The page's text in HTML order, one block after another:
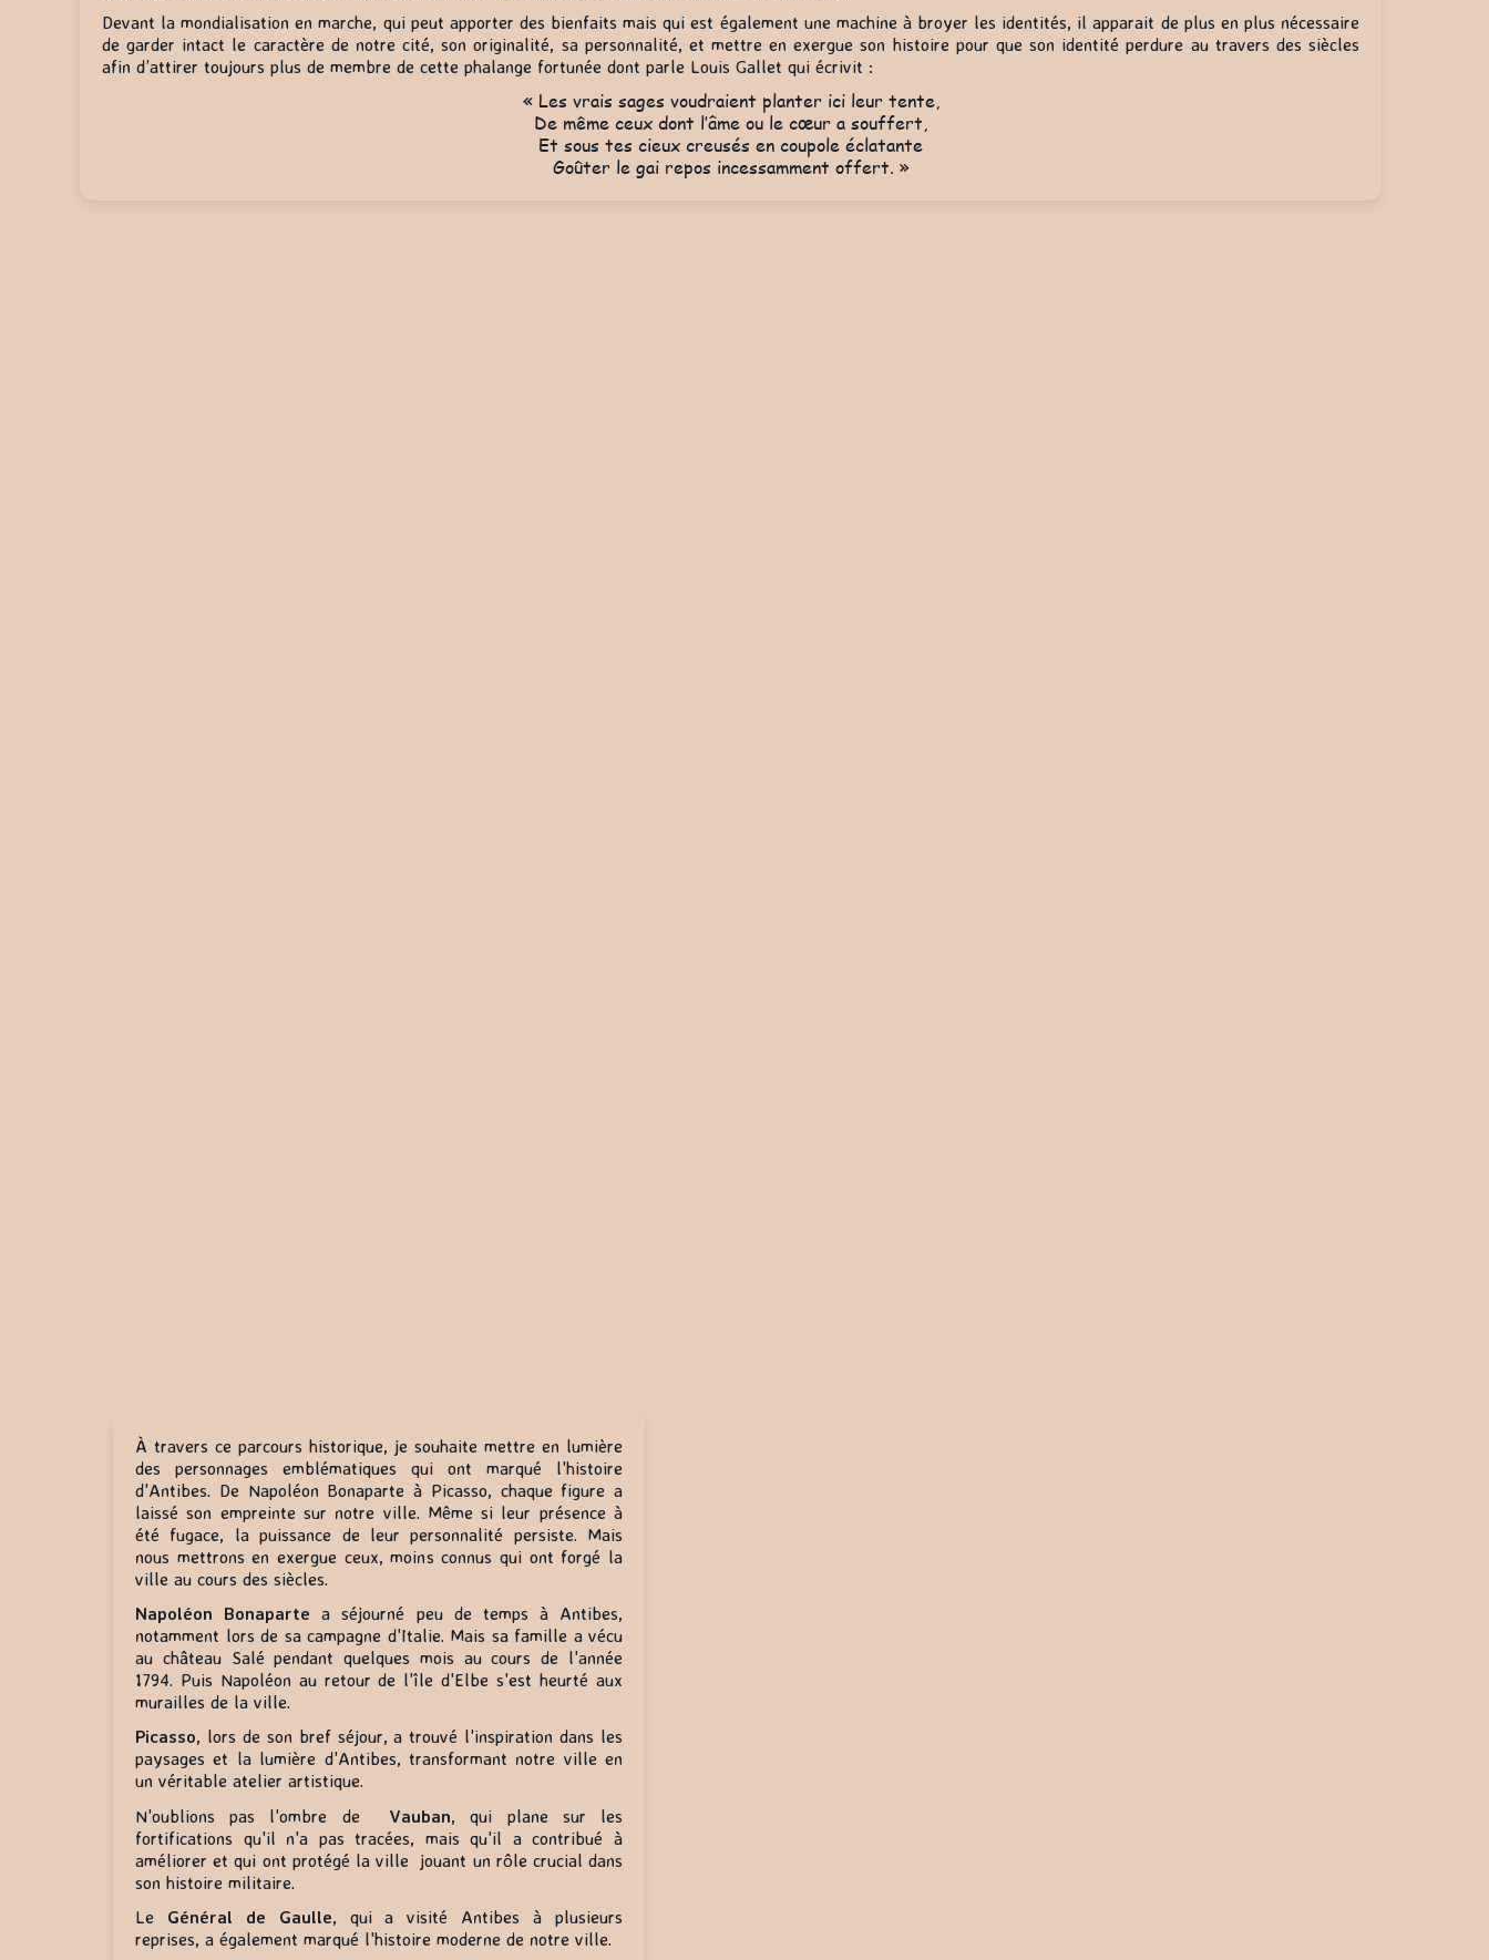
Devant la mondialisation en marche, qui peut apporter des bienfaits mais qui est également une machine à broyer les identités, il apparait de plus en plus nécessaire
de garder intact le caractère de notre cité, son originalité, sa personnalité, et mettre en exergue son histoire pour que son identité perdure au travers des siècles
afin d’attirer toujours plus de membre de cette phalange fortunée dont parle Louis Gallet qui écrivit :
« Les vrais sages voudraient planter ici leur tente,
De même ceux dont l’âme ou le cœur a souffert,
Et sous tes cieux creusés en coupole éclatante
Goûter le gai repos incessamment offert. »
À travers ce parcours historique, je souhaite mettre en lumière
des personnages emblématiques qui ont marqué l'histoire
d'Antibes. De Napoléon Bonaparte à Picasso, chaque figure a
laissé son empreinte sur notre ville. Même si leur présence à
été fugace, la puissance de leur personnalité persiste. Mais
nous mettrons en exergue ceux, moins connus qui ont forgé la
ville au cours des siècles.
Napoléon Bonaparte a séjourné peu de temps à Antibes,
notamment lors de sa campagne d'Italie. Mais sa famille a vécu
au château Salé pendant quelques mois au cours de l'année
1794. Puis Napoléon au retour de l'île d'Elbe s'est heurté aux
murailles de la ville.
Picasso, lors de son bref séjour, a trouvé l'inspiration dans les
paysages et la lumière d'Antibes, transformant notre ville en
un véritable atelier artistique.
N'oublions pas l'ombre de Vauban, qui plane sur les
fortifications qu'il n'a pas tracées, mais qu'il a contribué à
améliorer et qui ont protégé la ville jouant un rôle crucial dans
son histoire militaire.
Le Général de Gaulle, qui a visité Antibes à plusieurs
reprises, a également marqué l'histoire moderne de notre ville.